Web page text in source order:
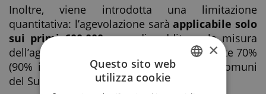
Inoltre, viene introdotta una limitazione
quantitativa: l’agevolazione saràapplicabile solo
sui primi 600.000euro di reddito, e la misura
dell’agevolazione sarà ridotta dal precedente 70%
(90% in casi di trasferimento in alcuni Comuni
del Sud Italia) al 50%.
×
Questo sito web
utilizza cookie